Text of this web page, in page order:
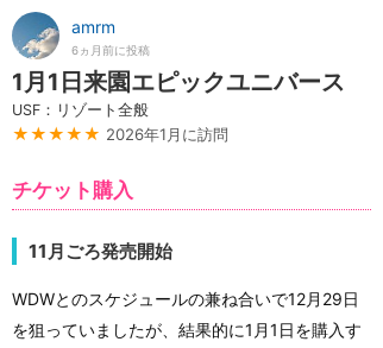
amrm
6ヵ月前に投稿
1月1日来園エピックユニバース
USF：リゾート全般
★★★★★ 2026年1月に訪問
チケット購入
11月ごろ発売開始
WDWとのスケジュールの兼ね合いで12月29日
を狙っていましたが、結果的に1月1日を購入す